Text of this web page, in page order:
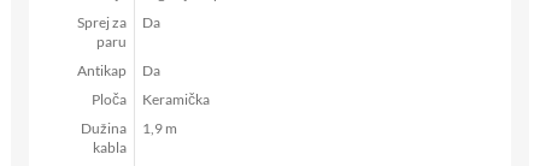
Sprej za
paru
Da
Antikap
Da
Ploča
Keramička
Dužina
kabla
1,9 m